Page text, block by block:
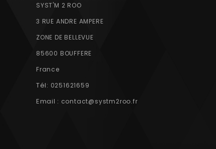
SYST'M 2 ROO
3 RUE ANDRE AMPERE
ZONE DE BELLEVUE
85600 BOUFFERE
France
Tél: 0251621659
Email : contact@systm2roo.fr